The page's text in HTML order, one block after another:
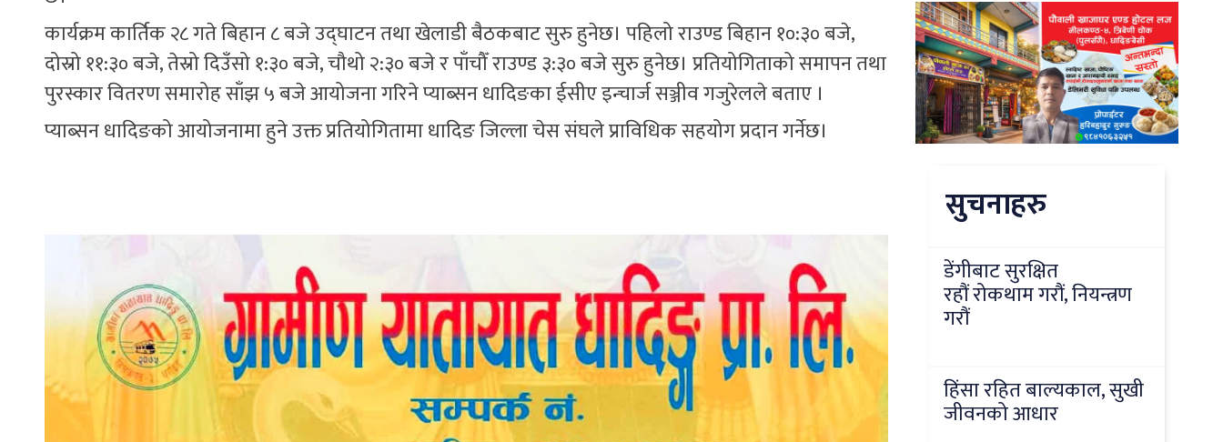
कार्यक्रम कार्तिक २८ गते बिहान ८ बजे उद्घाटन तथा खेलाडी बैठकबाट सुरु हुनेछ। पहिलो राउण्ड बिहान १०:३० बजे,
दोस्रो ११:३० बजे, तेस्रो दिउँसो १:३० बजे, चौथो २:३० बजे र पाँचौँ राउण्ड ३:३० बजे सुरु हुनेछ। प्रतियोगिताको समापन तथा
पुरस्कार वितरण समारोह साँझ ५ बजे आयोजना गरिने प्याब्सन धादिङका ईसीए इन्चार्ज सञ्जीव गजुरेलले बताए ।
प्याब्सन धादिङको आयोजनामा हुने उक्त प्रतियोगितामा धादिङ जिल्ला चेस संघले प्राविधिक सहयोग प्रदान गर्नेछ।
सुचनाहरु
डेंगीबाट सुरक्षित
रहौं रोकथाम गरौं, नियन्त्रण
गरौं
हिंसा रहित बाल्यकाल, सुखी
जीवनको आधार